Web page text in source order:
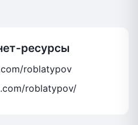
ресурсы
roblatypov
roblatypov/